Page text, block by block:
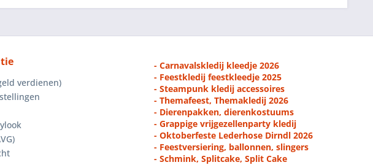
verdienen)
- Carnavalskledij kleedje 2026
- Feestkledij feestkleedje 2025
- Steampunk kledij accessoires
- Themafeest, Themakledij 2026
- Dierenpakken, dierenkostuums
- Grappige vrijgezellenparty kledij
- Oktoberfeste Lederhose Dirndl 2026
- Feestversiering, ballonnen, slingers
- Schmink, Splitcake, Split Cake